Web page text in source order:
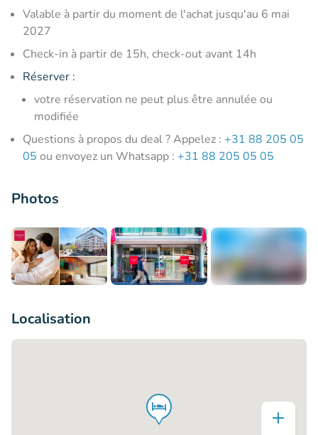
Valable à partir du moment de l'achat jusqu'au 6 mai
2027
Check-in à partir de 15h, check-out avant 14h
Réserver :
votre réservation ne peut plus être annulée ou
modifiée
Questions à propos du deal ? Appelez : +31 88 205 05
05 ou envoyez un Whatsapp : +31 88 205 05 05
Photos
Localisation